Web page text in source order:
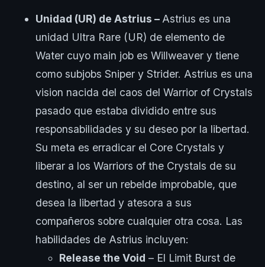
Unidad (UR) de Astrius – Astrius es una
unidad Ultra Rare (UR) de elemento de
Water cuyo main job es Willweaver y tiene
como subjobs Sniper y Strider. Astrius es una
vision nacida del caos del Warrior of Crystals
pasado que estaba dividido entre sus
responsabilidades y su deseo por la libertad.
Su meta es erradicar el Core Crystals y
liberar a los Warriors of the Crystals de su
destino, al ser un rebelde improbable, que
desea la libertad y atesora a sus
compañeros sobre cualquier otra cosa. Las
habilidades de Astrius incluyen:
Release the Void – El Limit Burst de